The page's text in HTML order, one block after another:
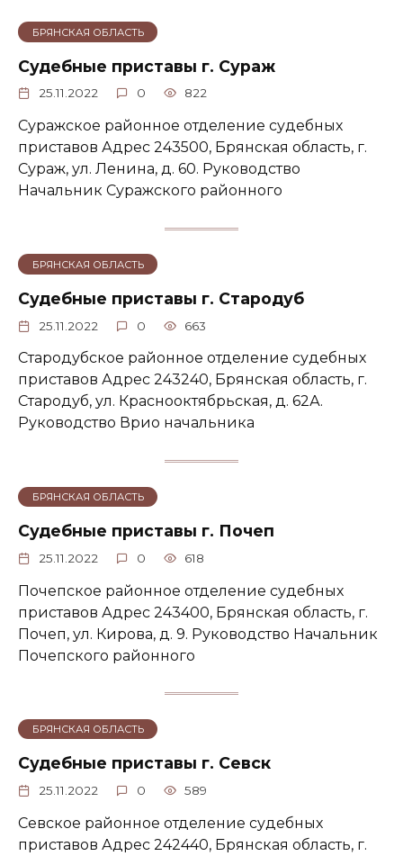
БРЯНСКАЯ ОБЛАСТЬ
Судебные приставы г. Сураж
25.11.2022 0 822
Суражское районное отделение судебных
приставов Адрес 243500, Брянская область, г.
Сураж, ул. Ленина, д. 60. Руководство
Начальник Суражского районного
БРЯНСКАЯ ОБЛАСТЬ
Судебные приставы г. Стародуб
25.11.2022 0 663
Стародубское районное отделение судебных
приставов Адрес 243240, Брянская область, г.
Стародуб, ул. Краснооктябрьская, д. 62А.
Руководство Врио начальника
БРЯНСКАЯ ОБЛАСТЬ
Судебные приставы г. Почеп
25.11.2022 0 618
Почепское районное отделение судебных
приставов Адрес 243400, Брянская область, г.
Почеп, ул. Кирова, д. 9. Руководство Начальник
Почепского районного
БРЯНСКАЯ ОБЛАСТЬ
Судебные приставы г. Севск
25.11.2022 0 589
Севское районное отделение судебных
приставов Адрес 242440, Брянская область, г.